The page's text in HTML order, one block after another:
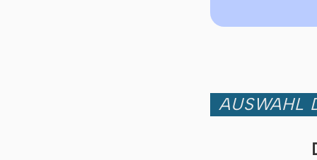
AUSWAHL